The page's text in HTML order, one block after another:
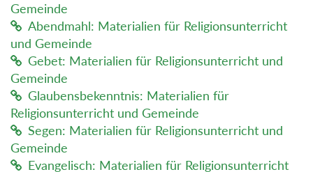
Gemeinde
Abendmahl: Materialien für Religionsunterricht
und Gemeinde
Gebet: Materialien für Religionsunterricht und
Gemeinde
Glaubensbekenntnis: Materialien für
Religionsunterricht und Gemeinde
Segen: Materialien für Religionsunterricht und
Gemeinde
Evangelisch: Materialien für Religionsunterricht